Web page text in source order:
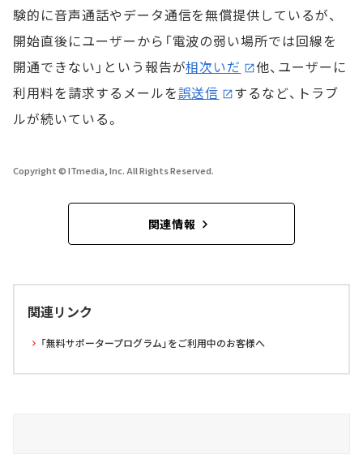
験的に音声通話やデータ通信を無償提供しているが、
開始直後にユーザーから「電波の弱い場所では回線を
開通できない」という報告が相次いだ
他、ユーザーに
利用料を請求するメールを誤送信
するなど、トラブ
ルが続いている。
Copyright © ITmedia, Inc. All Rights Reserved.
関連情報
関連リンク
「無料サポータープログラム」をご利用中のお客様へ